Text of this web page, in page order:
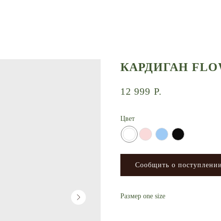
КАРДИГАН
12 999 Р.
Цвет
Сообщить о
Размер one size